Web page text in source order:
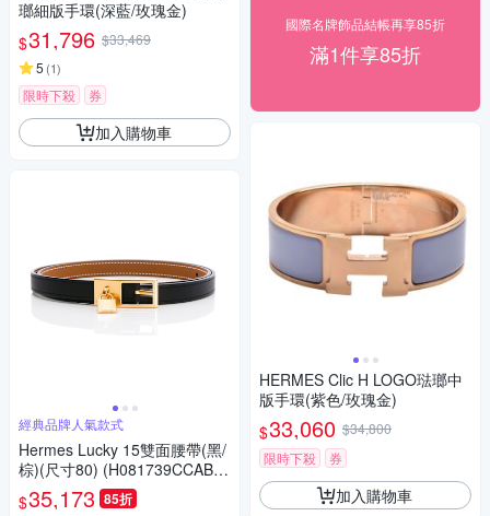
瑯細版手環(深藍/玫瑰金)
$31,796 $33,469
5 (1)
限時下殺 券
加入購物車
經典品牌人氣款式
Hermes Lucky 15雙面腰帶(黑/
棕)(尺寸80) (H081739CCAB08
0)
$35,173 85折
國際名牌飾品結帳再享85折
滿1件享85折
HERMES Clic H LOGO琺瑯中
版手環(紫色/玫瑰金)
$33,060 $34,800
限時下殺
券
加入購物車